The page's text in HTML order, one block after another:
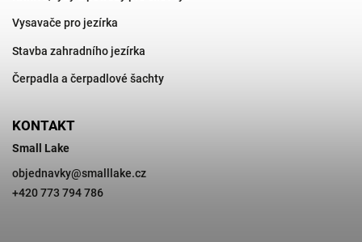
Vysavače pro jezírka
Stavba zahradního jezírka
Čerpadla a čerpadlové šachty
KONTAKT
Small Lake
objednavky@smalllake.cz
+420 773 794 786